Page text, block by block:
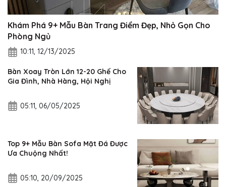
Khám Phá 9+ Mẫu Bàn Trang Điểm Đẹp, Nhỏ Gọn Cho
Phòng Ngủ
10:11, 12/13/2025
Bàn Xoay Tròn Lớn 12-20 Ghế Cho
Gia Đình, Nhà Hàng, Hội Nghị
05:11, 06/05/2025
Top 9+ Mẫu Bàn Sofa Mặt Đá Được
Ưa Chuộng Nhất!
05:10, 20/09/2025